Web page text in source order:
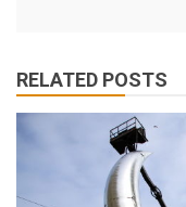
RELATED POSTS